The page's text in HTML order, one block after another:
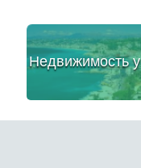
Недвижимость